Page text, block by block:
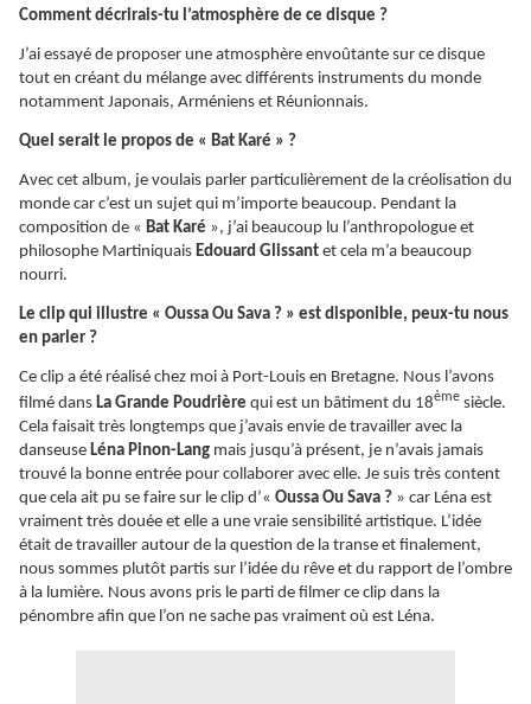
Comment décrirais-tu l’atmosphère de ce disque ?
J’ai essayé de proposer une atmosphère envoûtante sur ce disque
tout en créant du mélange avec différents instruments du monde
notamment Japonais, Arméniens et Réunionnais.
Quel serait le propos de « Bat Karé » ?
Avec cet album, je voulais parler particulièrement de la créolisation du
monde car c’est un sujet qui m’importe beaucoup. Pendant la
composition de « Bat Karé », j’ai beaucoup lu l’anthropologue et
philosophe Martiniquais Edouard Glissant et cela m’a beaucoup
nourri.
Le clip qui illustre « Oussa Ou Sava ? » est disponible, peux-tu nous
en parler ?
Ce clip a été réalisé chez moi à Port-Louis en Bretagne. Nous l’avons
filmé dans La Grande Poudrière qui est un bâtiment du 18ème siècle.
Cela faisait très longtemps que j’avais envie de travailler avec la
danseuse Léna Pinon-Lang mais jusqu’à présent, je n’avais jamais
trouvé la bonne entrée pour collaborer avec elle. Je suis très content
que cela ait pu se faire sur le clip d’« Oussa Ou Sava ? » car Léna est
vraiment très douée et elle a une vraie sensibilité artistique. L’idée
était de travailler autour de la question de la transe et finalement,
nous sommes plutôt partis sur l’idée du rêve et du rapport de l’ombre
à la lumière. Nous avons pris le parti de filmer ce clip dans la
pénombre afin que l’on ne sache pas vraiment où est Léna.